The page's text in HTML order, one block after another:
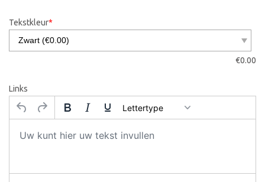
Tekstkleur*
€0.00
Links
Lettertype